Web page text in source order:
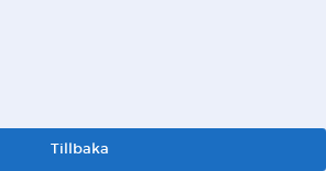
Tillbaka